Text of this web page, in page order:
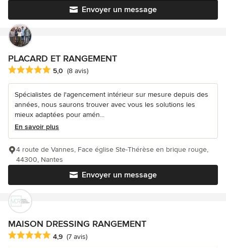
Envoyer un message
PLACARD ET RANGEMENT
Note moyenne : 5 étoiles sur 5
5,0 (8 avis)
Spécialistes de l'agencement intérieur sur mesure depuis des
années, nous saurons trouver avec vous les solutions les
mieux adaptées pour amén...
En savoir plus
Envoyer un message
4 route de Vannes, Face église Ste-Thérèse en brique rouge,
44300, Nantes
MAISON DRESSING RANGEMENT
Note moyenne : 4.9 étoiles sur 5
4,9 (7 avis)